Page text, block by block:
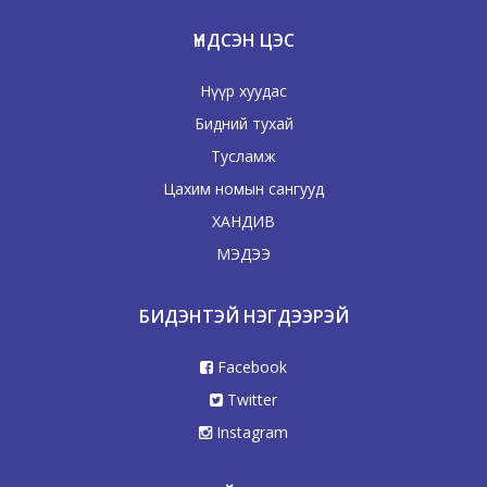
ҮНДСЭН ЦЭС
Нүүр хуудас
Бидний тухай
Тусламж
Цахим номын сангууд
ХАНДИВ
МЭДЭЭ
БИДЭНТЭЙ НЭГДЭЭРЭЙ
Facebook
Twitter
Instagram